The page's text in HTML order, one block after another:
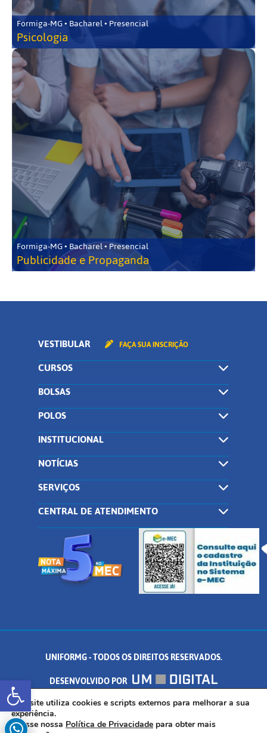
Abrir a barra de ferramentas
Formiga-MG • Bacharel • Presencial
Psicologia
Formiga-MG • Bacharel • Presencial
Publicidade e Propaganda
VESTIBULAR FAÇA SUA INSCRIÇÃO
CURSOS
BOLSAS
POLOS
INSTITUCIONAL
NOTÍCIAS
SERVIÇOS
CENTRAL DE ATENDIMENTO
UNIFORMG - TODOS OS DIREITOS RESERVADOS.
DESENVOLVIDO POR
AV. DR. ARNALDO DE SENNA, 328 - PALMEIRAS, FORMIGA/MG - CEP:
35.574.530
Este site utiliza cookies e scripts externos para melhorar a sua
experiência.
Acesse nossa Política de Privacidade para obter mais